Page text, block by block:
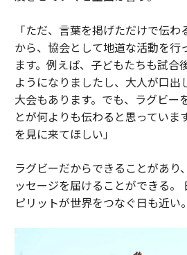
「ただ、言葉を掲げただけで伝
から、協会として地道な活動を行
ます。例えば、子どもたちも試合
ようになりましたし、大人が口出
大会もあります。でも、ラグビー
とが何よりも伝わると思っていま
を見に来てほしい」
ラグビーだからできることがあり
ッセージを届けることができる。
ピリットが世界をつなぐ日も近い。